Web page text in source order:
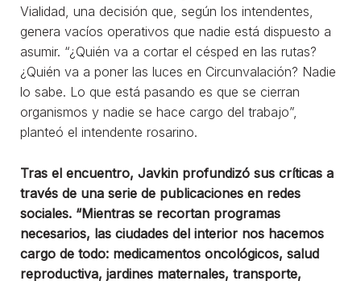
Vialidad, una decisión que, según los intendentes,
genera vacíos operativos que nadie está dispuesto a
asumir. “¿Quién va a cortar el césped en las rutas?
¿Quién va a poner las luces en Circunvalación? Nadie
lo sabe. Lo que está pasando es que se cierran
organismos y nadie se hace cargo del trabajo”,
planteó el intendente rosarino.
Tras el encuentro, Javkin profundizó sus críticas a
través de una serie de publicaciones en redes
sociales. “Mientras se recortan programas
necesarios, las ciudades del interior nos hacemos
cargo de todo: medicamentos oncológicos, salud
reproductiva, jardines maternales, transporte,